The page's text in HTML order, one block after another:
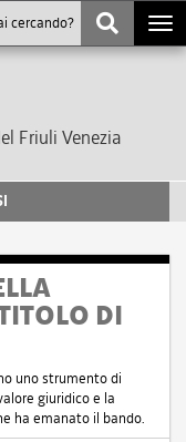
Friuli Venezia
DI
uno strumento di
giuridico e la
ha emanato il bando.